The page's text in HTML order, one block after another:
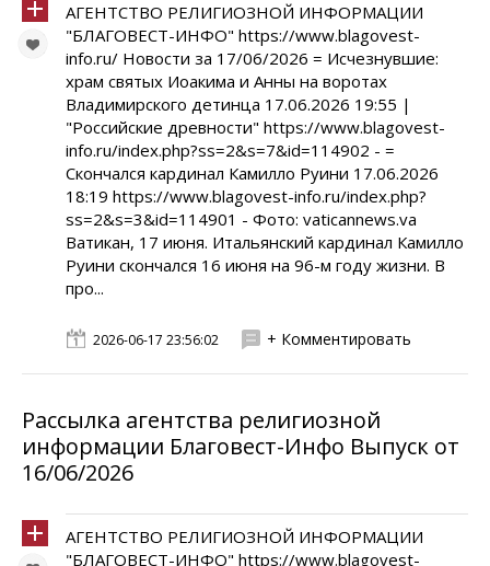
АГЕНТСТВО РЕЛИГИОЗНОЙ ИНФОРМАЦИИ
"БЛАГОВЕСТ-ИНФО" https://www.blagovest-
info.ru/ Новости за 17/06/2026 = Исчезнувшие:
храм святых Иоакима и Анны на воротах
Владимирского детинца 17.06.2026 19:55 |
"Российские древности" https://www.blagovest-
info.ru/index.php?ss=2&s=7&id=114902 - =
Скончался кардинал Камилло Руини 17.06.2026
18:19 https://www.blagovest-info.ru/index.php?
ss=2&s=3&id=114901 - Фото: vaticannews.va
Ватикан, 17 июня. Итальянский кардинал Камилло
Руини скончался 16 июня на 96-м году жизни. В
про...
2026-06-17 23:56:02 + Комментировать
Рассылка агентства религиозной
информации Благовест-Инфо Выпуск от
16/06/2026
АГЕНТСТВО РЕЛИГИОЗНОЙ ИНФОРМАЦИИ
"БЛАГОВЕСТ-ИНФО" https://www.blagovest-